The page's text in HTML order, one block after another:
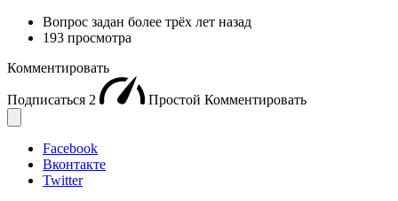
Вопрос задан более трёх лет назад
193 просмотра
Комментировать
Подписаться 2 Простой Комментировать
Facebook
Вконтакте
Twitter